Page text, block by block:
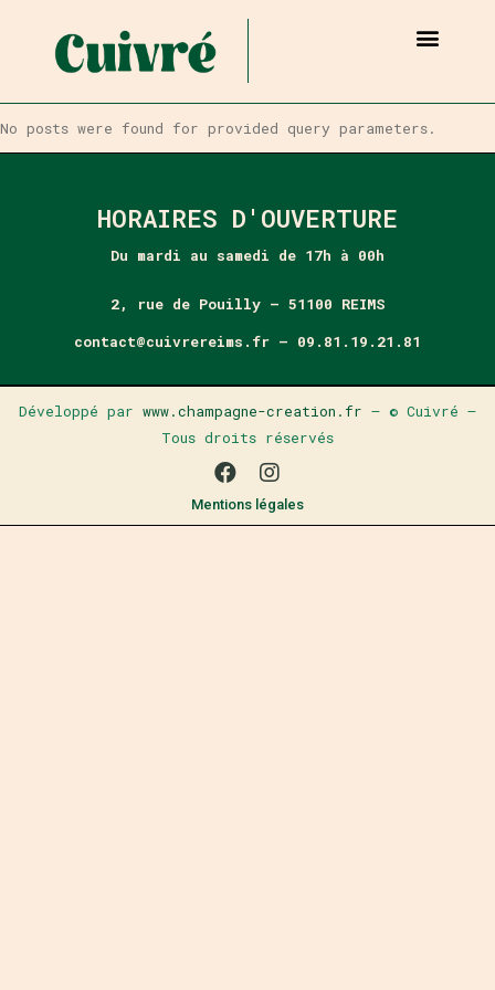
No posts were found for provided query parameters.
HORAIRES D'OUVERTURE
Du mardi au samedi de 17h à 00h
2, rue de Pouilly – 51100 REIMS
contact@cuivrereims.fr – 09.81.19.21.81
Développé par www.champagne-creation.fr – © Cuivré –
Tous droits réservés
Mentions légales